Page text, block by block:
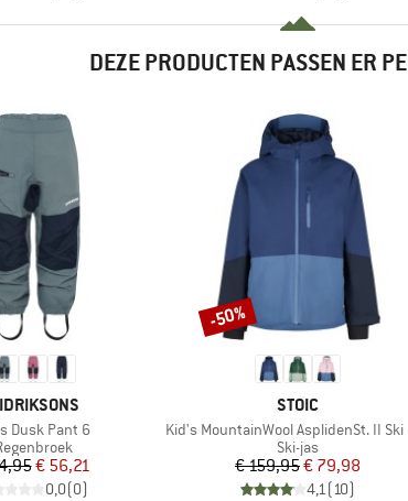
DEZE PRODUCTEN PASSEN ER
Dusk Pant 6
Prijs
Verlaagde prijs
€ 56,21
0,0(0)
MERK
STOIC
Artikel
Kid's MountainWool AsplidenSt. II Ski Jacket
Productgroep
Ski-jas
Prijs
€ 159,95Verlaagde prijs
€ 79,98
4,1(10)
Korting
-50%